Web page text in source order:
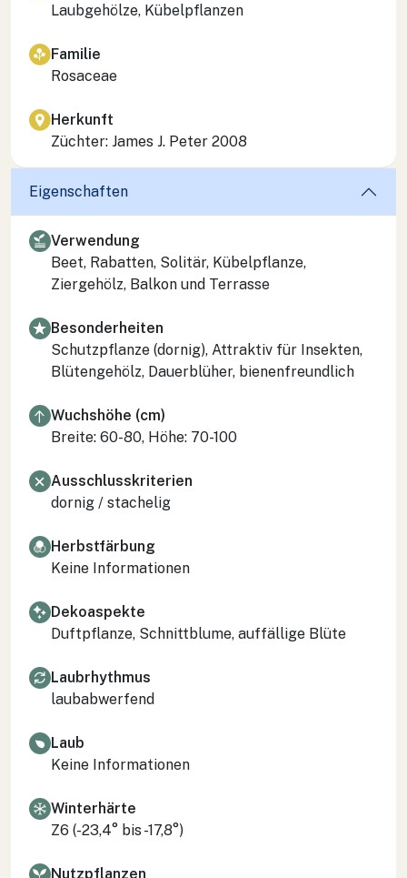
Laubgehölze, Kübelpflanzen
Familie
Rosaceae
Herkunft
Züchter: James J. Peter 2008
Eigenschaften
Verwendung
Beet, Rabatten, Solitär, Kübelpflanze,
Ziergehölz, Balkon und Terrasse
Besonderheiten
Schutzpflanze (dornig), Attraktiv für Insekten,
Blütengehölz, Dauerblüher, bienenfreundlich
Wuchshöhe (cm)
Breite: 60-80, Höhe: 70-100
Ausschlusskriterien
dornig / stachelig
Herbstfärbung
Keine Informationen
Dekoaspekte
Duftpflanze, Schnittblume, auffällige Blüte
Laubrhythmus
laubabwerfend
Laub
Keine Informationen
Winterhärte
Z6 (-23,4° bis -17,8°)
Nutzpflanzen